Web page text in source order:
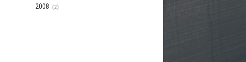
2008 (2)